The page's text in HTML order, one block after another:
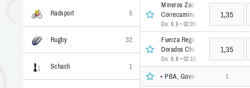
Radsport 5
Rugby 32
Schach 1
Mineros Zacatecas
Correcaminos Victoria
Do. 6.8 • 02:05 • 2 >>
1,35
Fuerza Regia
Dorados Chihuahua
Do. 6.8 • 02:15 • 2 >>
1,35
PBA, Governors Cup, Philippinen
1